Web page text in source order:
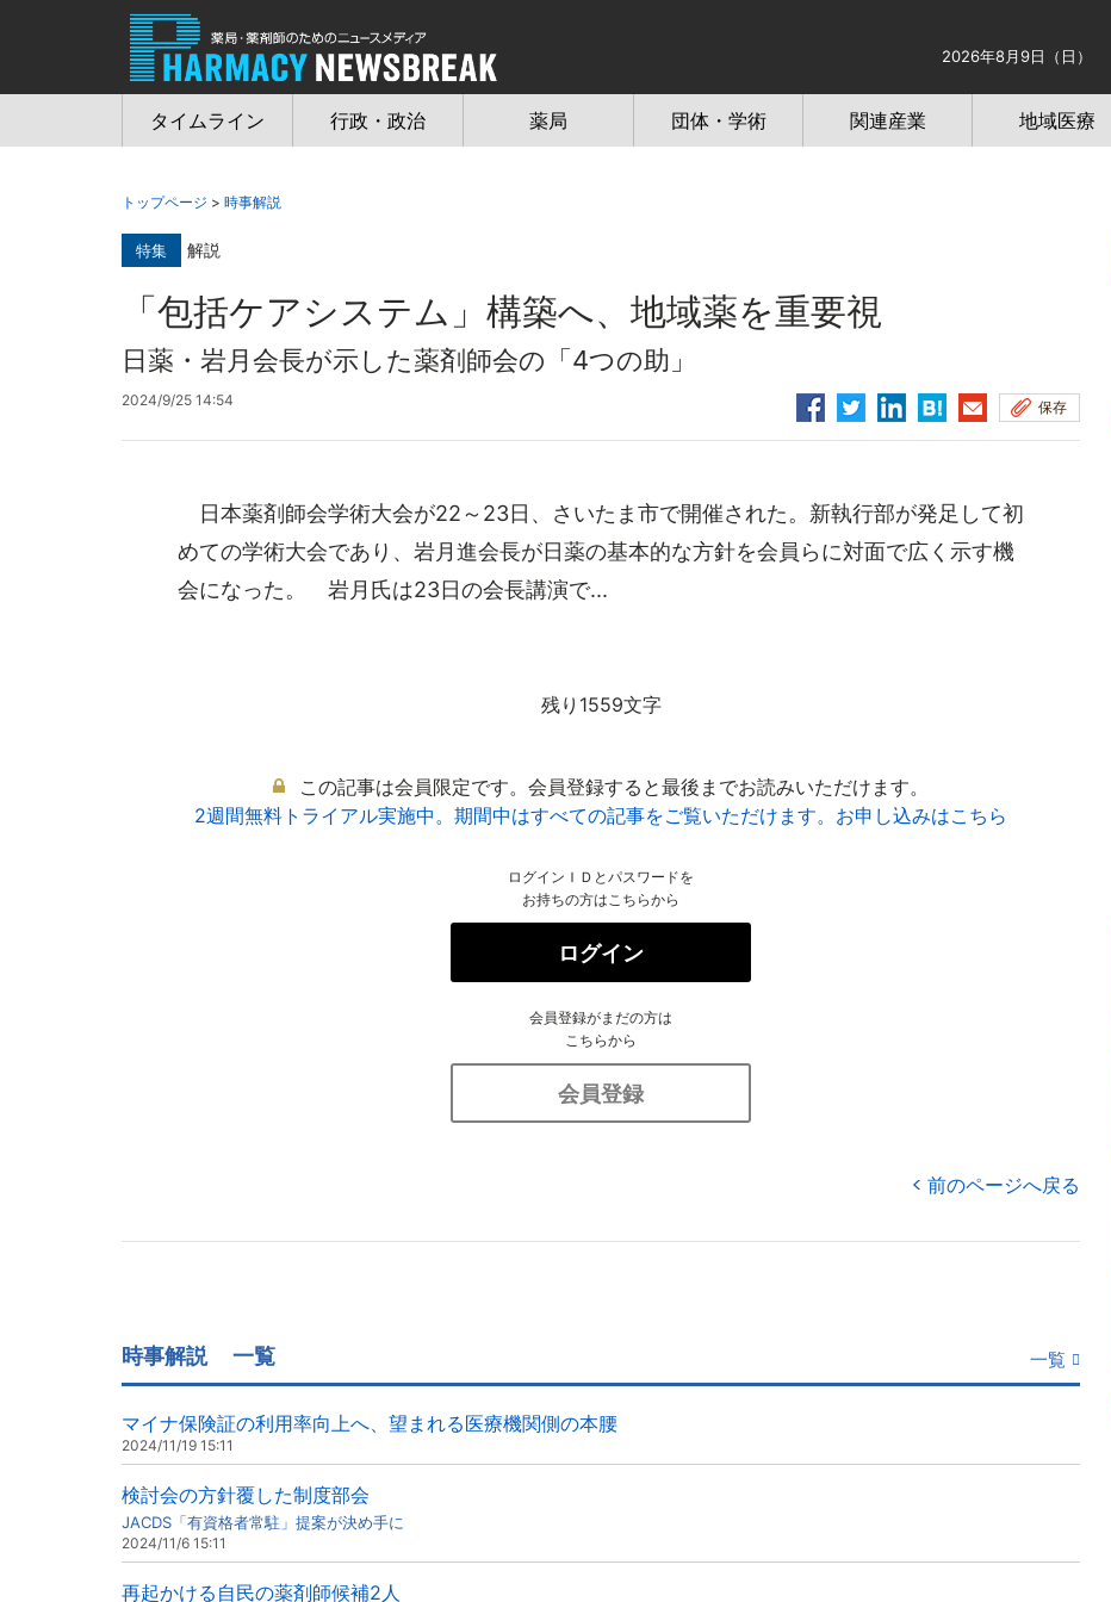
2026年8月9日（日）
タイムライン 行政・政治 薬局 団体・学術 関連産業 地域医療
トップページ > 時事解説
特集 解説
「包括ケアシステム」構築へ、地域薬を重要視
日薬・岩月会長が示した薬剤師会の「4つの助」
2024/9/25 14:54 保存
日本薬剤師会学術大会が22～23日、さいたま市で開催された。新執行部が発足して初
めての学術大会であり、岩月進会長が日薬の基本的な方針を会員らに対面で広く示す機
会になった。 岩月氏は23日の会長講演で...
残り1559文字
この記事は会員限定です。会員登録すると最後までお読みいただけます。
2週間無料トライアル実施中。期間中はすべての記事をご覧いただけます。お申し込みはこちら
ログインＩＤとパスワードを
お持ちの方はこちらから
ログイン
会員登録がまだの方は
こちらから
会員登録
前のページへ戻る
時事解説 一覧 一覧
マイナ保険証の利用率向上へ、望まれる医療機関側の本腰
2024/11/19 15:11
検討会の方針覆した制度部会
JACDS「有資格者常駐」提案が決め手に
2024/11/6 15:11
再起かける自民の薬剤師候補2人